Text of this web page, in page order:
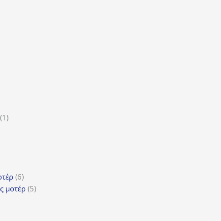
11
66
προϊόντα
μοτέρ 55